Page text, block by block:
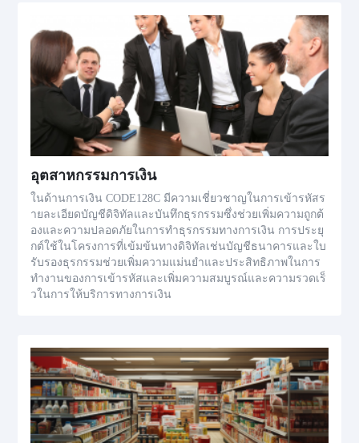
อุตสาหกรรมการเงิน
ในด้านการเงิน CODE128C มีความเชี่ยวชาญในการเข้ารหัสร
ายละเอียดบัญชีดิจิทัลและบันทึกธุรกรรมซึ่งช่วยเพิ่มความถูกต้
องและความปลอดภัยในการทำธุรกรรมทางการเงิน การประยุ
กต์ใช้ในโครงการที่เข้มข้นทางดิจิทัลเช่นบัญชีธนาคารและใบ
รับรองธุรกรรมช่วยเพิ่มความแม่นยำและประสิทธิภาพในการ
ทำงานของการเข้ารหัสและเพิ่มความสมบูรณ์และความรวดเร็
วในการให้บริการทางการเงิน